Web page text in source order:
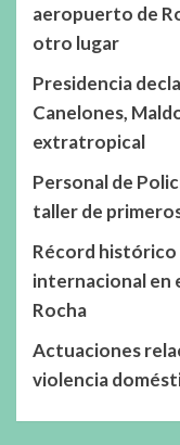
aeropuerto de
otro lugar
Presidencia
Canelones,
extratropical
Personal de
taller de
Récord histórico
internacional en
Rocha
Actuaciones
violencia